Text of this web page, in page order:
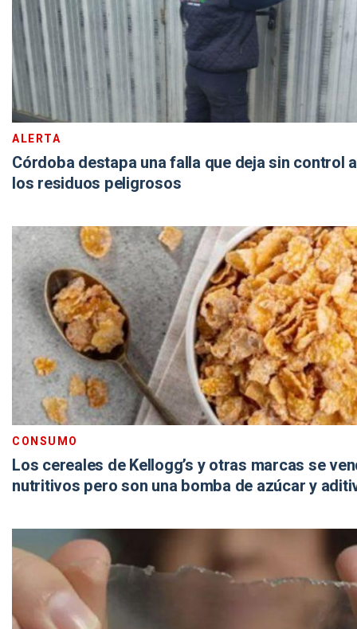
ALERTA
Córdoba destapa una falla que deja sin control
los residuos peligrosos
CONSUMO
Los cereales de Kellogg’s y otras marcas se
nutritivos pero son una bomba de azúcar y